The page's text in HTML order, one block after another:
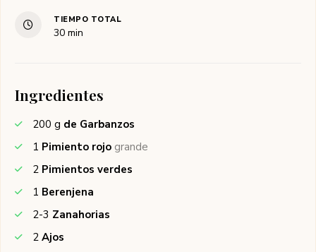
TIEMPO TOTAL
30minutos
min
Ingredientes
200 g de Garbanzos
1 Pimiento rojo grande
2 Pimientos verdes
1 Berenjena
2-3 Zanahorias
2 Ajos